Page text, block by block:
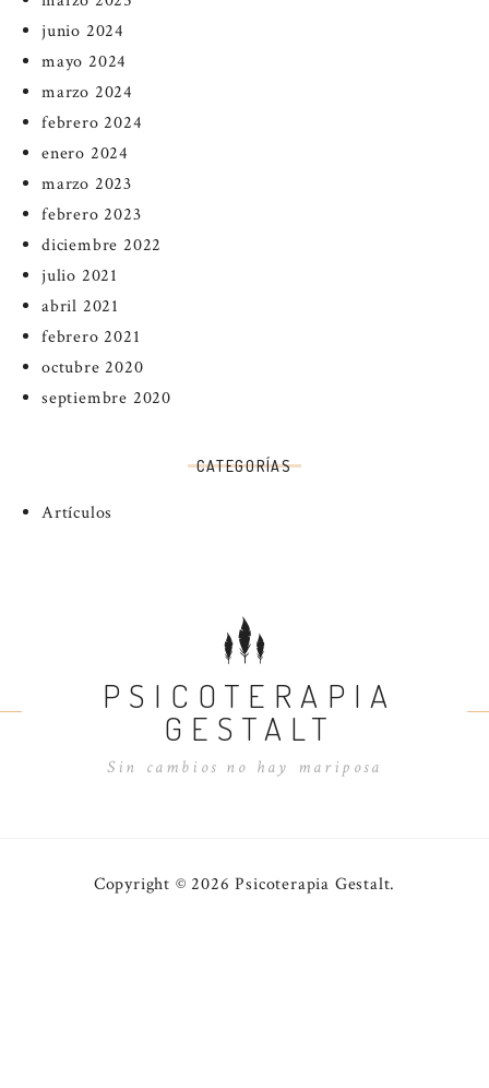
junio 2024
mayo 2024
marzo 2024
febrero 2024
enero 2024
marzo 2023
febrero 2023
diciembre 2022
julio 2021
abril 2021
febrero 2021
octubre 2020
septiembre 2020
CATEGORÍAS
Artículos
PSICOTERAPIA
GESTALT
Sin cambios no hay mariposa
Copyright © 2026 Psicoterapia Gestalt.